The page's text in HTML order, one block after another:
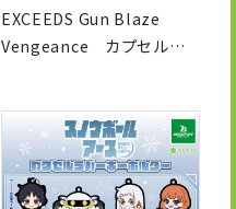
EXCEEDS Gun Blaze
Vengeance カプセルラ